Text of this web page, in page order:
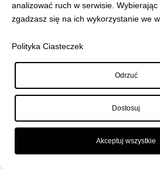
analizować ruch w serwisie. Wybierając
zgadzasz się na ich wykorzystanie we
Polityka Ciasteczek
Odrzuć
Dostosuj
Akceptuj wszystkie